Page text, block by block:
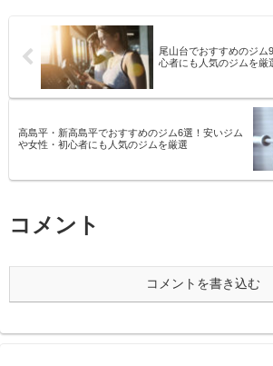
尾山台でおすすめのジム
心者にも人気のジムを厳
高島平・新高島平でおすすめのジム6選！安いジム
や女性・初心者にも人気のジムを厳選
コメント
コメントを書き込む